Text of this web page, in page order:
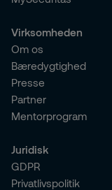
Virksomheden
Om os
Bæredygtighed
Presse
Partner
Mentorprogram
Juridisk
GDPR
Privatlivspolitik